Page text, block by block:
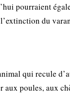
pourraient
du
qui recule
aux poules, aux